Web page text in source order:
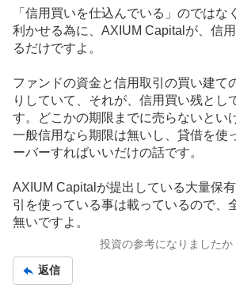
「信用買いを仕込んでいる」のではな
利かせる為に、AXIUM Capitalが、信
るだけですよ。
ファンドの資金と信用取引の買い建て
りしていて、それが、信用買い残とし
す。どこかの期限までに売らないとい
一般信用なら期限は無いし、貸借を使
ーバーすればいいだけの話です。
AXIUM Capitalが提出している大量保
引を使っている事は載っているので、
無いですよ。
投資の参考になりましたか
返信